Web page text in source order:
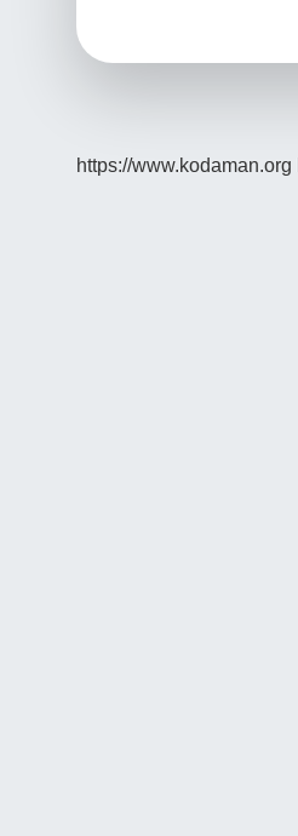
https://www.kodaman.org